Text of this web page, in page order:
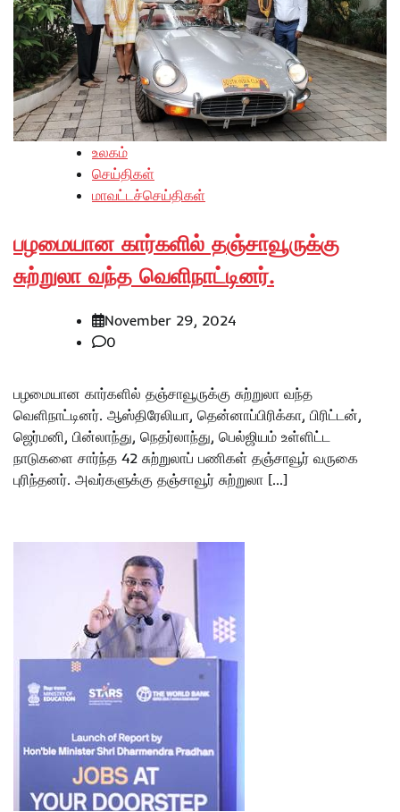
உலகம்
செய்திகள்
மாவட்டச்செய்திகள்
பழமையான கார்களில் தஞ்சாவூருக்கு
சுற்றுலா வந்த வெளிநாட்டினர்.
November 29, 2024
0
பழமையான கார்களில் தஞ்சாவூருக்கு சுற்றுலா வந்த
வெளிநாட்டினர். ஆஸ்திரேலியா, தென்னாப்பிரிக்கா, பிரிட்டன்,
ஜெர்மனி, பின்லாந்து, நெதர்லாந்து, பெல்ஜியம் உள்ளிட்ட
நாடுகளை சார்ந்த 42 சுற்றுலாப் பணிகள் தஞ்சாவூர் வருகை
புரிந்தனர். அவர்களுக்கு தஞ்சாவூர் சுற்றுலா […]